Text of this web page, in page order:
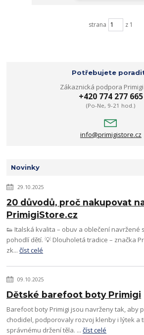
strana z 1
Potřebujete
Zákaznická podpora
+420 774 277 665
(Po-Ne, 9-21 hod.)
info@primigistore.cz
Novinky
29.10.2025
20 důvodů, proč nakupovat
PrimigiStore.cz
👟 Italská kvalita – obuv a oblečení navržené
pohodlí dětí. 💡 Dlouholetá tradice – značka
zk...číst celé
09.10.2025
Dětské barefoot boty Primigi
Barefoot boty Primigi jsou navrženy tak, aby
chodidel, podporovaly rozvoj klenby i lýtek a
správnému držení těla. ...číst celé